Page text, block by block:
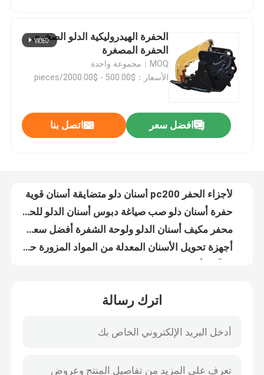
المنتجات
مراقبة الجودة
اتصل بنا
القضايا
الحفارات الغيار
الحفرة الهيدروليكية الدلو الصخري
الحفرة المصغرة
MOQ：مجموعة واحدة
الأسعار：$500.00 - $2000.00/pieces
افضل سعر اتصل بنا
الماس NBLF قطع الغيار دلو دبوس قفل دبوس لPC 200 PC 300 PC 400 دبوس أسنان للحفر دلو
أجهزة تحويل الأسنان المعدلة من المواد المزورة حفرة دبوس الأسنان 20 سم ارتفاع
الدفّة الأسنان دبوس قفل مكيّف الاحتفاظ 14527863 14540728 14540730 / 731 14540729
IU3252 حفر الدلو أسنان صلبة فيبرو حفر الوقود الدلو الأسنان لقط 312
20 طن حفرة دلو أسنان PC200 صلبة حفرة دلو محول
اترك رسالة